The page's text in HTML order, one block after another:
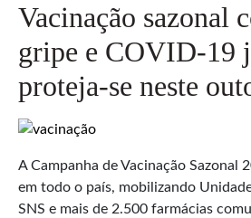
Vacinação sazonal
gripe e COVID-19
proteja-se neste
A Campanha de Vacinação Sazonal
em todo o país, mobilizando
SNS e mais de 2.500 farmácias